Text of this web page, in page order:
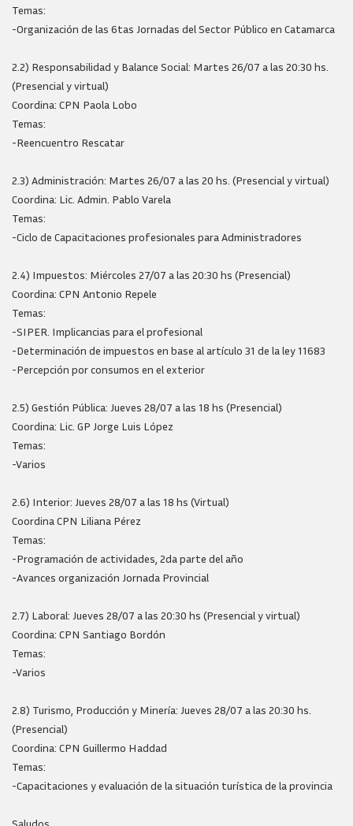
Temas:
-Organización de las 6tas Jornadas del Sector Público en Catamarca
2.2) Responsabilidad y Balance Social: Martes 26/07 a las 20:30 hs.
(Presencial y virtual)
Coordina: CPN Paola Lobo
Temas:
-Reencuentro Rescatar
2.3) Administración: Martes 26/07 a las 20 hs. (Presencial y virtual)
Coordina: Lic. Admin. Pablo Varela
Temas:
-Ciclo de Capacitaciones profesionales para Administradores
2.4) Impuestos: Miércoles 27/07 a las 20:30 hs (Presencial)
Coordina: CPN Antonio Repele
Temas:
-SIPER. Implicancias para el profesional
-Determinación de impuestos en base al artículo 31 de la ley 11683
-Percepción por consumos en el exterior
2.5) Gestión Pública: Jueves 28/07 a las 18 hs (Presencial)
Coordina: Lic. GP Jorge Luis López
Temas:
-Varios
2.6) Interior: Jueves 28/07 a las 18 hs (Virtual)
Coordina CPN Liliana Pérez
Temas:
-Programación de actividades, 2da parte del año
-Avances organización Jornada Provincial
2.7) Laboral: Jueves 28/07 a las 20:30 hs (Presencial y virtual)
Coordina: CPN Santiago Bordón
Temas:
-Varios
2.8) Turismo, Producción y Minería: Jueves 28/07 a las 20:30 hs.
(Presencial)
Coordina: CPN Guillermo Haddad
Temas:
-Capacitaciones y evaluación de la situación turística de la provincia
Saludos